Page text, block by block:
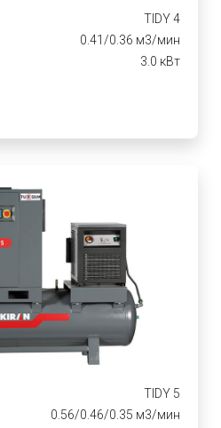
TIDY 4
0.41/0.36 м3/мин
3.0 кВт
TIDY 5
0.56/0.46/0.35 м3/мин